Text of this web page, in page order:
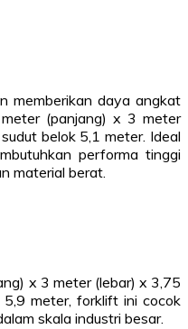
memberikan daya angkat
(panjang) x 3 meter
belok 5,1 meter. Ideal
performa tinggi
material berat.
x 3 meter (lebar) x 3,75
meter, forklift ini cocok
skala industri besar.